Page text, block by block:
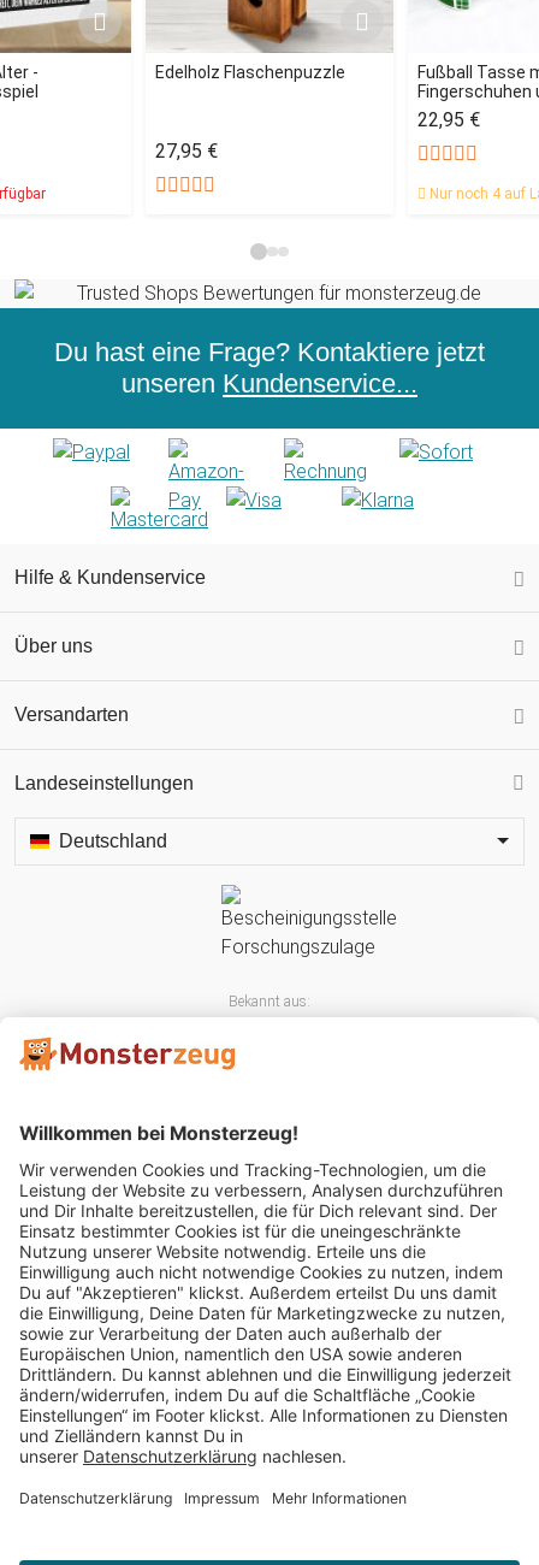
-
Edelholz Flaschenpuzzle
27,95 €
Fußball Tasse
Fingerschuhen
22,95 €
Nur noch 4 auf
Du hast eine Frage? Kontaktiere jetzt
unseren Kundenservice...
Hilfe & Kundenservice
Über uns
Versandarten
Landeseinstellungen
Deutschland
Bekannt aus:
Mitglied im:
Impressum AGB Widerrufsbelehrung